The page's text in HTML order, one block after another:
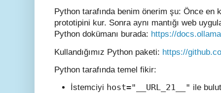
Python tarafında benim önerim şu: Önce en
prototipini kur. Sonra aynı mantığı web
Python dokümanı burada: https://
Kullandığımız Python paketi: https://
Python tarafında temel fikir:
İstemciyi host="__URL_21__" ile